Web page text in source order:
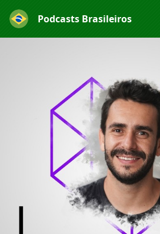
Podcasts Brasileiros